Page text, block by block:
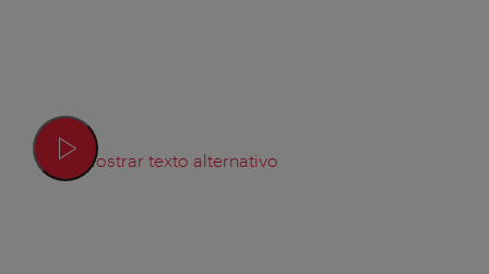
Mostrar texto alternativo